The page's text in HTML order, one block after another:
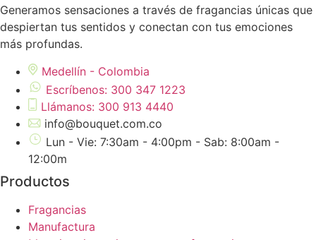
Generamos sensaciones a través de fragancias únicas que
despiertan tus sentidos y conectan con tus emociones
más profundas.
Medellín - Colombia
Escríbenos: 300 347 1223
Llámanos: 300 913 4440
info@bouquet.com.co
Lun - Vie: 7:30am - 4:00pm - Sab: 8:00am -
12:00m
Productos
Fragancias
Manufactura